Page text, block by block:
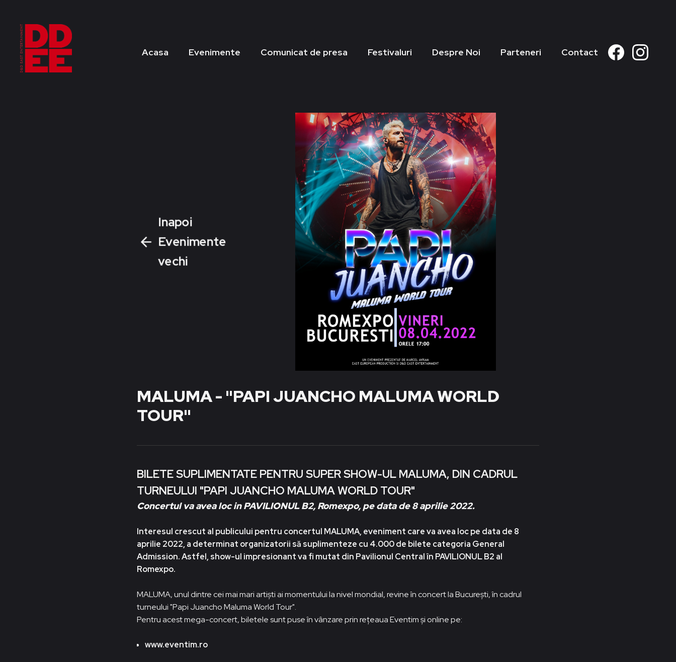
Acasa Evenimente Comunicat de presa Festivaluri Despre Noi Parteneri Contact
Inapoi
Evenimente
vechi
MALUMA - "PAPI JUANCHO MALUMA WORLD
TOUR"
BILETE SUPLIMENTATE PENTRU SUPER SHOW-UL MALUMA, DIN CADRUL
TURNEULUI "PAPI JUANCHO MALUMA WORLD TOUR"
Concertul va avea loc in PAVILIONUL B2, Romexpo, pe data de 8 aprilie 2022.
Interesul crescut al publicului pentru concertul MALUMA, eveniment care va avea loc pe data de 8
aprilie 2022, a determinat organizatorii să suplimenteze cu 4.000 de bilete categoria General
Admission. Astfel, show-ul impresionant va fi mutat din Pavilionul Central în PAVILIONUL B2 al
Romexpo.
MALUMA, unul dintre cei mai mari artişti ai momentului la nivel mondial, revine în concert la Bucureşti, în cadrul
turneului "Papi Juancho Maluma World Tour".
Pentru acest mega-concert, biletele sunt puse în vânzare prin rețeaua Eventim și online pe:
www.eventim.ro